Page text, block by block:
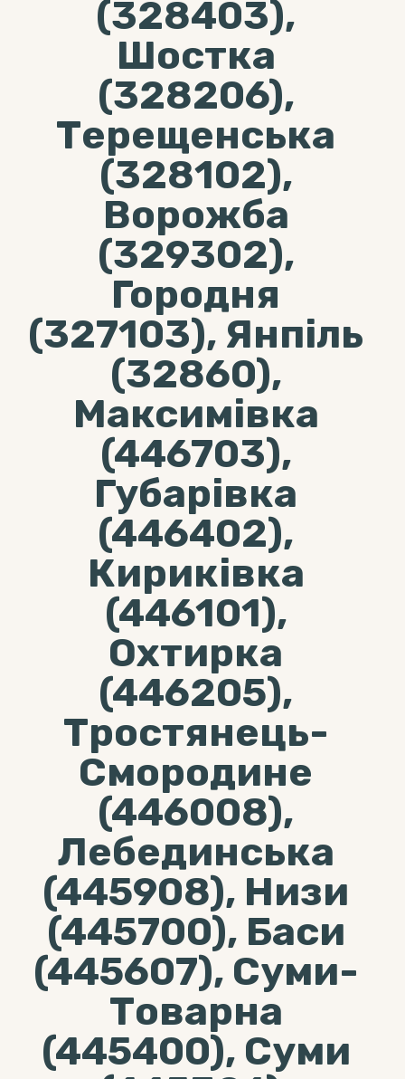
(328403),
Шостка
(328206),
Терещенська
(328102),
Ворожба
(329302),
Городня
(327103), Янпіль
(32860),
Максимівка
(446703),
Губарівка
(446402),
Кириківка
(446101),
Охтирка
(446205),
Тростянець-
Смородине
(446008),
Лебединська
(445908), Низи
(445700), Баси
(445607), Суми-
Товарна
(445400), Суми